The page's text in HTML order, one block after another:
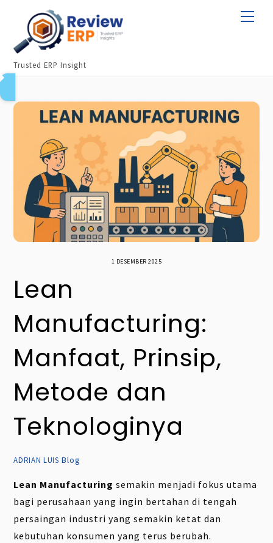
content
Trusted ERP Insight
1 DESEMBER 2025
Lean
Manufacturing:
Manfaat, Prinsip,
Metode dan
Teknologinya
ADRIAN LUIS Blog
Lean Manufacturing semakin menjadi fokus utama
bagi perusahaan yang ingin bertahan di tengah
persaingan industri yang semakin ketat dan
kebutuhan konsumen yang terus berubah.